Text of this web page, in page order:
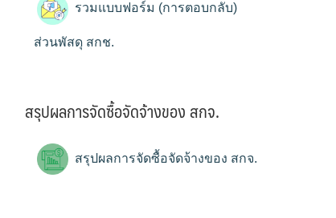
รวมแบบฟอร์ม (การตอบกลับ)
ส่วนพัสดุ สกช.
สรุปผลการจัดซื้อจัดจ้างของ สกจ.
สรุปผลการจัดซื้อจัดจ้างของ สกจ.